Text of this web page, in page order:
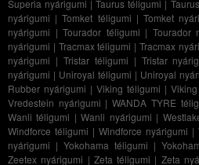
Superia nyárigumi |Taurus téligumi |
nyárigumi |Tomket téligumi | Tomket
nyárigumi |Tourador téligumi | Tourador
nyárigumi | Tracmax téligumi |Tracmax
nyárigumi | Tristar téligumi | Tristar
nyárigumi | Uniroyal téligumi | Uniroyal
Rubber nyárigumi | Viking téligumi |
Vredestein nyárigumi |WANDA TYRE
Wanli téligumi |Wanli nyárigumi |
Windforce téligumi | Windforce nyárigumi |
nyárigumi | Yokohama téligumi |
Zeetex nyárigumi | Zeta téligumi | Zeta